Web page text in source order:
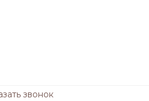
звонок